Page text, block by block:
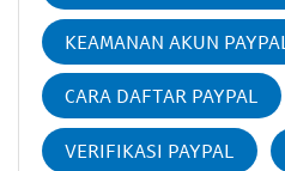
KEAMANAN AKUN PAYPAL
CARA DAFTAR PAYPAL
VERIFIKASI PAYPAL